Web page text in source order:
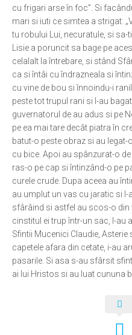
cu frigari arse în foc”. Si
mari si iuti ce simtea a strigat:
tu robului Lui, necuratule, si sa-
Lisie a poruncit sa bage pe
celalalt la întrebare, si stând
ca si întâi cu îndrazneala si
cu vine de bou si înnoindu-i
peste tot trupul rani si l-au
guvernatorul de au adus si pe
pe ea mai tare decât piatra în
batut-o peste obraz si au
cu bice. Apoi au spânzurat-o
ras-o pe cap si întinzând-o pe
curele crude. Dupa aceea au
au umplut un vas cu jaratic si l-
sfârâind si astfel au scos-o din
cinstitul ei trup într-un sac, l-au
Sfintii Mucenici Claudie,
capetele afara din cetate, i-au
pasarile. Si asa s-au sfârsit
ai lui Hristos si au luat cununa